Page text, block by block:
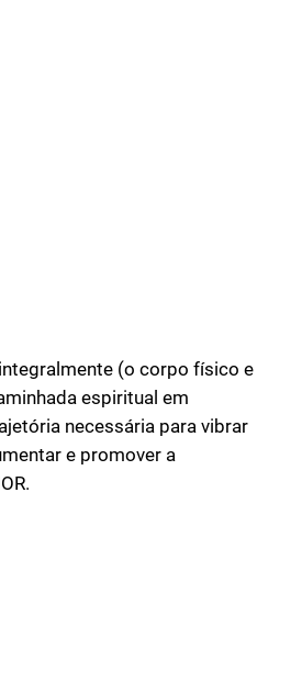
(o corpo físico e
espiritual em
necessária para vibrar
e promover a